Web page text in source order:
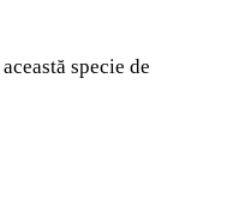
specie de